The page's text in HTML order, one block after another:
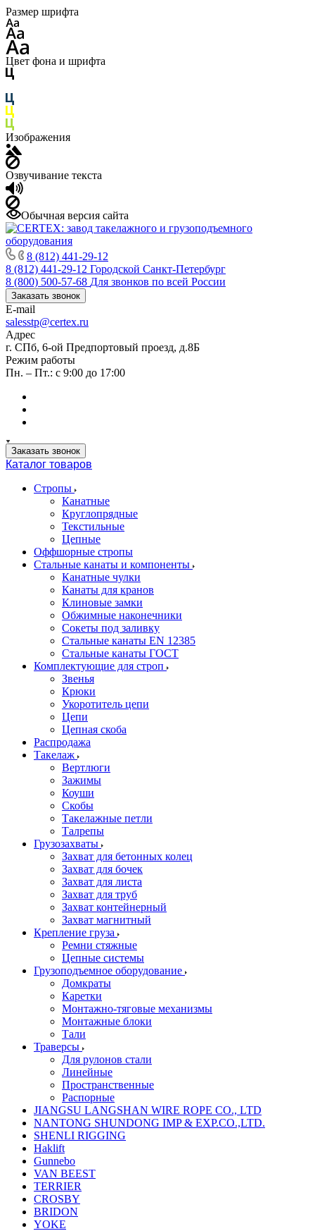
Размер шрифта
Цвет фона и шрифта
Изображения
Озвучивание текста
Обычная версия сайта
8 (812) 441-29-12
8 (812) 441-29-12 Городской Санкт-Петербург
8 (800) 500-57-68 Для звонков по всей России
Заказать звонок
E-mail
salesstp@certex.ru
Адрес
г. СПб, 6-ой Предпортовый проезд, д.8Б
Режим работы
Пн. – Пт.: с 9:00 до 17:00
Заказать звонок
Каталог товаров
Стропы
Канатные
Круглопрядные
Текстильные
Цепные
Оффшорные стропы
Стальные канаты и компоненты
Канатные чулки
Канаты для кранов
Клиновые замки
Обжимные наконечники
Сокеты под заливку
Стальные канаты EN 12385
Стальные канаты ГОСТ
Комплектующие для строп
Звенья
Крюки
Укоротитель цепи
Цепи
Цепная скоба
Распродажа
Такелаж
Вертлюги
Зажимы
Коуши
Скобы
Такелажные петли
Талрепы
Грузозахваты
Захват для бетонных колец
Захват для бочек
Захват для листа
Захват для труб
Захват контейнерный
Захват магнитный
Крепление груза
Ремни стяжные
Цепные системы
Грузоподъемное оборудование
Домкраты
Каретки
Монтажно-тяговые механизмы
Монтажные блоки
Тали
Траверсы
Для рулонов стали
Линейные
Пространственные
Распорные
JIANGSU LANGSHAN WIRE ROPE CO., LTD
NANTONG SHUNDONG IMP & EXP.CO.,LTD.
SHENLI RIGGING
Haklift
Gunnebo
VAN BEEST
TERRIER
CROSBY
BRIDON
YOKE